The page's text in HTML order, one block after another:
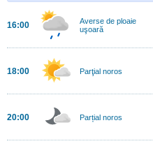
16:00
Averse de ploaie
uşoară
18:00 Parţial noros
20:00 Parțial noros